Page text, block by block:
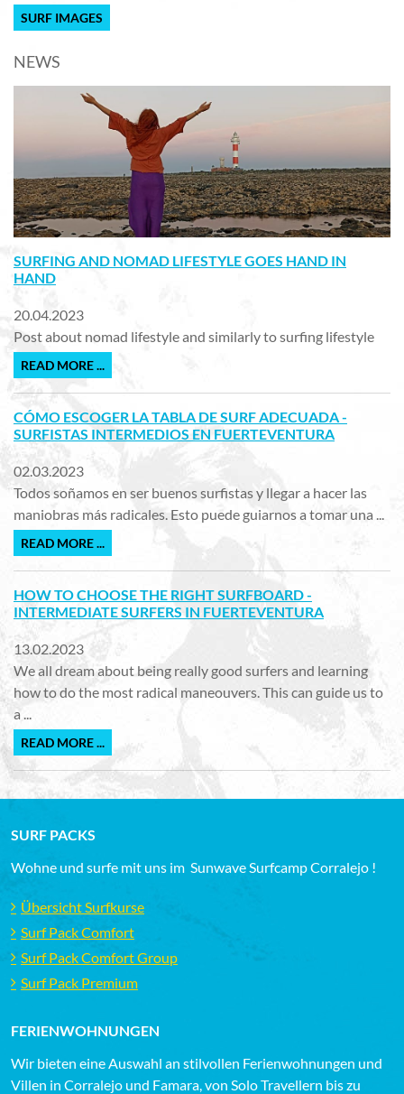
SURF IMAGES
NEWS
SURFING AND NOMAD LIFESTYLE GOES HAND IN
HAND
20.04.2023
Post about nomad lifestyle and similarly to surfing lifestyle
READ MORE ...
CÓMO ESCOGER LA TABLA DE SURF ADECUADA -
SURFISTAS INTERMEDIOS EN FUERTEVENTURA
02.03.2023
Todos soñamos en ser buenos surfistas y llegar a hacer las
maniobras más radicales. Esto puede guiarnos a tomar una ...
READ MORE ...
HOW TO CHOOSE THE RIGHT SURFBOARD -
INTERMEDIATE SURFERS IN FUERTEVENTURA
13.02.2023
We all dream about being really good surfers and learning
how to do the most radical maneouvers. This can guide us to
a ...
READ MORE ...
SURF PACKS
Wohne und surfe mit uns im Sunwave Surfcamp Corralejo !
Übersicht Surfkurse
Surf Pack Comfort
Surf Pack Comfort Group
Surf Pack Premium
FERIENWOHNUNGEN
Wir bieten eine Auswahl an stilvollen Ferienwohnungen und
Villen in Corralejo und Famara, von Solo Travellern bis zu